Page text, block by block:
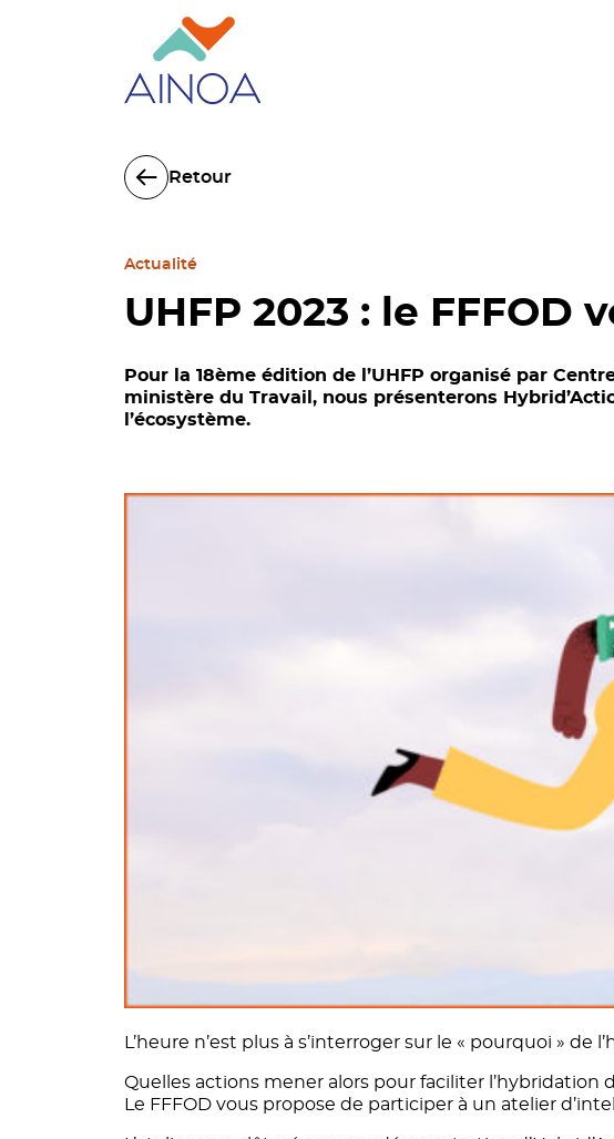
Retour
Actualité
UHFP 2023 : le
Pour la 18ème édition de l’UHFP organisé par
ministère du Travail, nous présenterons
l’écosystème.
L’heure n’est plus à s’interroger sur le « pourquoi »
Quelles actions mener alors pour faciliter l’hybridation
Le FFFOD vous propose de participer à un atelier